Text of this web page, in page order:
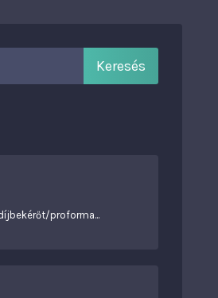
proforma...